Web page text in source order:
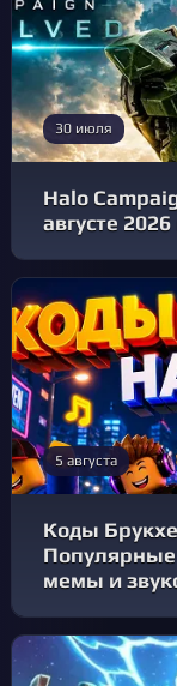
30 июля
Halo
августе 2026
5 августа
Коды
Популярные
мемы и